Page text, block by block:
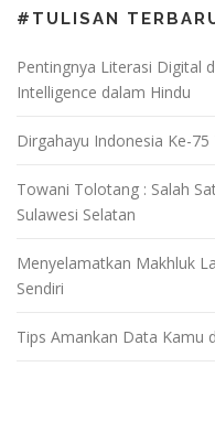
#TULISAN
Pentingnya Literasi Digital
Intelligence dalam Hindu
Dirgahayu Indonesia Ke-75
Towani Tolotang : Salah
Sulawesi Selatan
Menyelamatkan Makhluk
Sendiri
Tips Amankan Data Kamu